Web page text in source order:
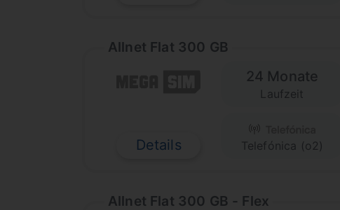
Allnet Flat 300 GB
Details
24 Monate
Laufzeit
Telefónica (o2)
Allnet Flat 300 GB - Flex